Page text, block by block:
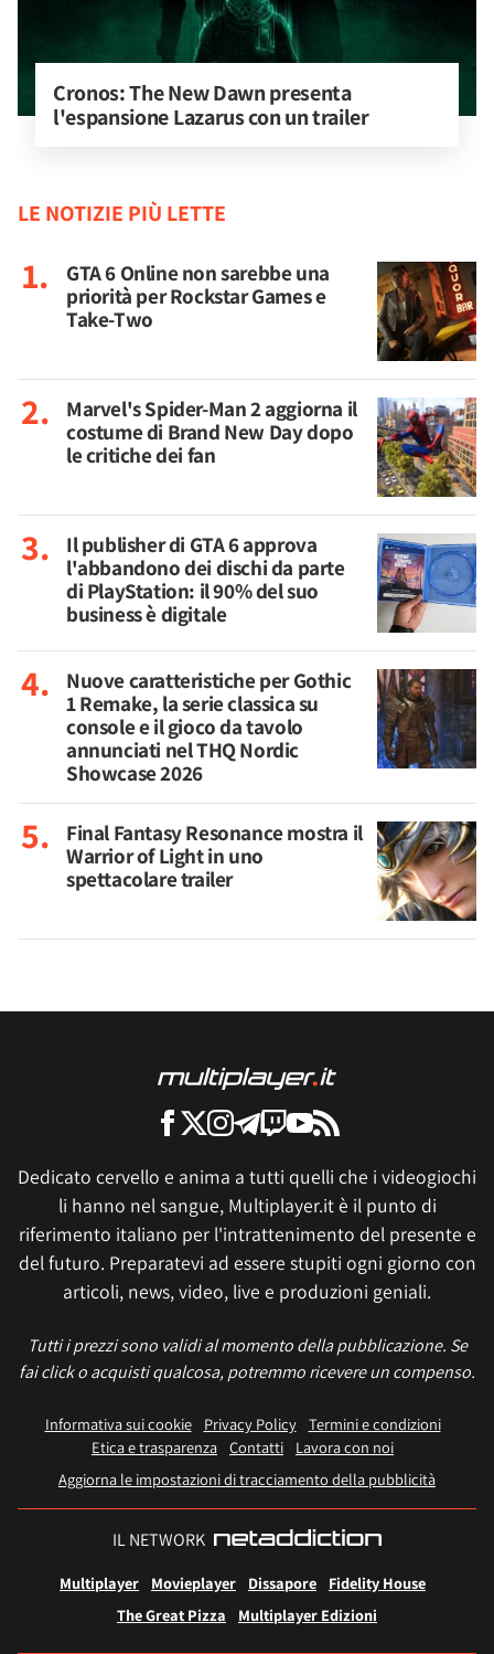
Cronos: The New Dawn presenta
l'espansione Lazarus con un trailer
LE NOTIZIE PIÙ LETTE
GTA 6 Online non sarebbe una
priorità per Rockstar Games e
Take-Two
Marvel's Spider-Man 2 aggiorna il
costume di Brand New Day dopo
le critiche dei fan
Il publisher di GTA 6 approva
l'abbandono dei dischi da parte
di PlayStation: il 90% del suo
business è digitale
Nuove caratteristiche per Gothic
1 Remake, la serie classica su
console e il gioco da tavolo
annunciati nel THQ Nordic
Showcase 2026
Final Fantasy Resonance mostra il
Warrior of Light in uno
spettacolare trailer
Dedicato cervello e anima a tutti quelli che i videogiochi
li hanno nel sangue, Multiplayer.it è il punto di
riferimento italiano per l'intrattenimento del presente e
del futuro. Preparatevi ad essere stupiti ogni giorno con
articoli, news, video, live e produzioni geniali.
Tutti i prezzi sono validi al momento della pubblicazione. Se
fai click o acquisti qualcosa, potremmo ricevere un compenso.
Informativa sui cookie Privacy Policy
Termini e condizioni
Etica e trasparenza Contatti
Lavora con noi
Aggiorna le impostazioni di tracciamento della pubblicità
IL NETWORK
Multiplayer Movieplayer Dissapore
Fidelity House
The Great Pizza
Multiplayer Edizioni